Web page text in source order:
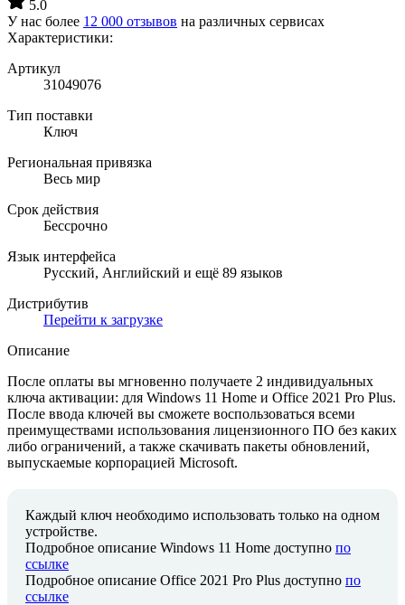
5.0
У нас более 12 000 отзывов на различных сервисах
Характеристики:
Артикул
31049076
Тип поставки
Ключ
Региональная привязка
Весь мир
Срок действия
Бессрочно
Язык интерфейса
Русский, Английский и ещё 89 языков
Дистрибутив
Перейти к загрузке
Описание
После оплаты вы мгновенно получаете 2 индивидуальных
ключа активации: для Windows 11 Home и Office 2021 Pro Plus.
После ввода ключей вы сможете воспользоваться всеми
преимуществами использования лицензионного ПО без каких
либо ограничений, а также скачивать пакеты обновлений,
выпускаемые корпорацией Microsoft.
Каждый ключ необходимо использовать только на одном
устройстве.
Подробное описание Windows 11 Home доступно по
ссылке
Подробное описание Office 2021 Pro Plus доступно по
ссылке